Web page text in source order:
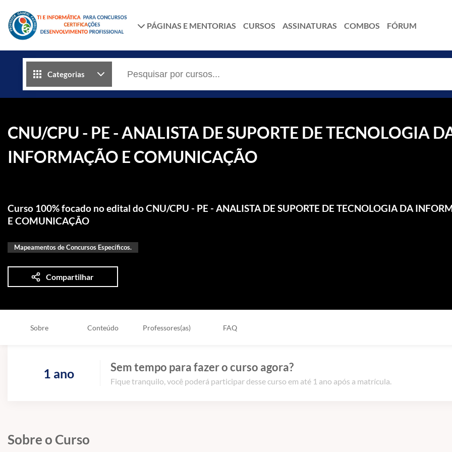
PÁGINAS E MENTORIAS CURSOS ASSINATURAS COMBOS FÓRUM
Categorias
CNU/CPU - PE - ANALISTA DE SUPORTE DE TECNOLOGIA
INFORMAÇÃO E COMUNICAÇÃO
Curso 100% focado no edital do CNU/CPU - PE - ANALISTA DE SUPORTE DE TECNOLOGIA DA
E COMUNICAÇÃO
Mapeamentos de Concursos Específicos.
Compartilhar
Sobre Conteúdo Professores(as) FAQ
1 ano Sem tempo para fazer o curso agora?
Fique tranquilo, você poderá participar desse curso em até 1 ano após a matrícula.
Sobre o Curso